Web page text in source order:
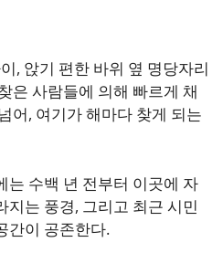
, 앉기 편한 바위 옆 명당자리
은 사람들에 의해 빠르게 채
어, 여기가 해마다 찾게 되는
는 수백 년 전부터 이곳에 자
지는 풍경, 그리고 최근 시민
간이 공존한다.